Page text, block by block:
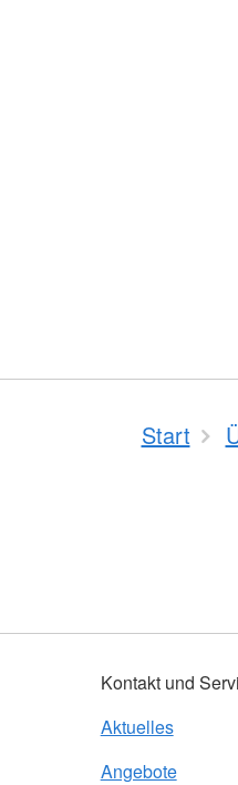
Start
Kontakt und
Aktuelles
Angebote